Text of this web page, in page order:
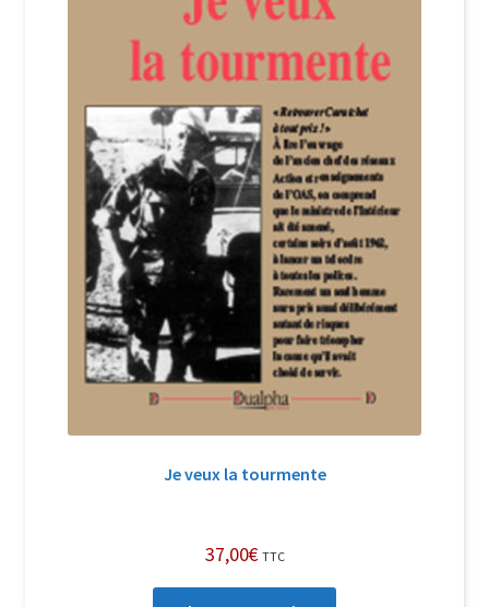
Nous Contacter
Politique de confidentialité et cookies
Qui sommes-nous ?
Soutien à Philippe Randa
Suivi de la Commande
Je veux la tourmente
37,00€ TTC